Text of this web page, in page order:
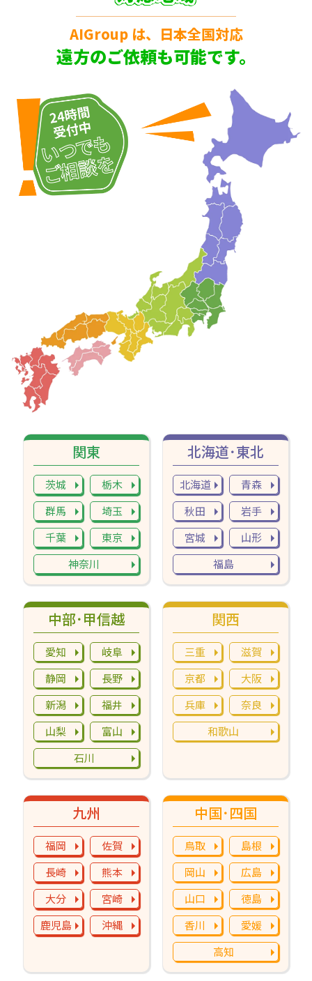
AIGroup は、日本全国対応
遠方のご依頼も可能です。
九州
福岡
佐賀
長崎
熊本
大分
宮崎
鹿児島
沖縄
中国･四国
鳥取
島根
岡山
広島
山口
徳島
香川
愛媛
高知
中部･甲信越
愛知
岐阜
静岡
長野
新潟
福井
山梨
富山
石川
関西
三重
滋賀
京都
大阪
兵庫
奈良
和歌山
関東
茨城
栃木
群馬
埼玉
千葉
東京
神奈川
北海道･東北
北海道
青森
秋田
岩手
宮城
山形
福島